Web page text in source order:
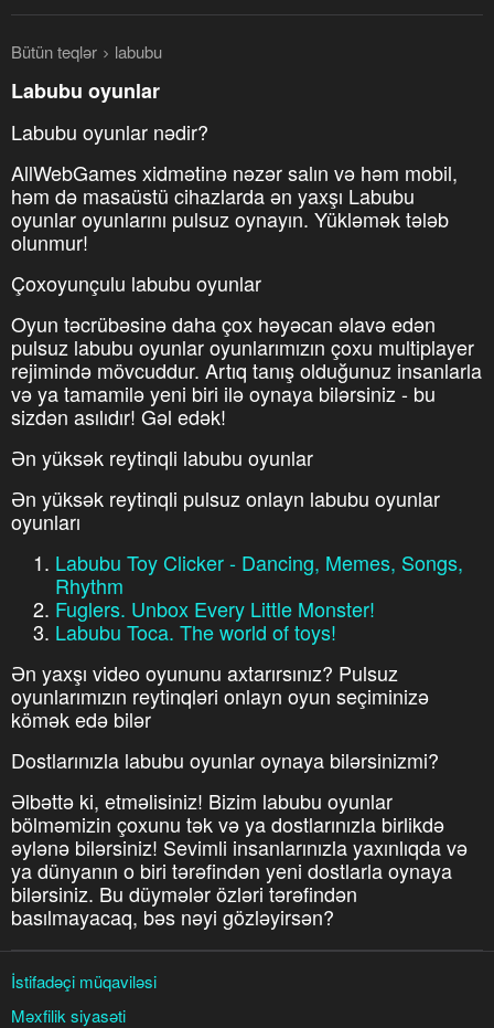
Bütün teqlər labubu
Labubu oyunlar
Labubu oyunlar nədir?
AllWebGames xidmətinə nəzər salın və həm mobil,
həm də masaüstü cihazlarda ən yaxşı Labubu
oyunlar oyunlarını pulsuz oynayın. Yükləmək tələb
olunmur!
Çoxoyunçulu labubu oyunlar
Oyun təcrübəsinə daha çox həyəcan əlavə edən
pulsuz labubu oyunlar oyunlarımızın çoxu multiplayer
rejimində mövcuddur. Artıq tanış olduğunuz insanlarla
və ya tamamilə yeni biri ilə oynaya bilərsiniz - bu
sizdən asılıdır! Gəl edək!
Ən yüksək reytinqli labubu oyunlar
Ən yüksək reytinqli pulsuz onlayn labubu oyunlar
oyunları
Labubu Toy Clicker - Dancing, Memes, Songs,
Rhythm
Fuglers. Unbox Every Little Monster!
Labubu Toca. The world of toys!
Ən yaxşı video oyununu axtarırsınız? Pulsuz
oyunlarımızın reytinqləri onlayn oyun seçiminizə
kömək edə bilər
Dostlarınızla labubu oyunlar oynaya bilərsinizmi?
Əlbəttə ki, etməlisiniz! Bizim labubu oyunlar
bölməmizin çoxunu tək və ya dostlarınızla birlikdə
əylənə bilərsiniz! Sevimli insanlarınızla yaxınlıqda və
ya dünyanın o biri tərəfindən yeni dostlarla oynaya
bilərsiniz. Bu düymələr özləri tərəfindən
basılmayacaq, bəs nəyi gözləyirsən?
İstifadəçi müqaviləsi
Məxfilik siyasəti